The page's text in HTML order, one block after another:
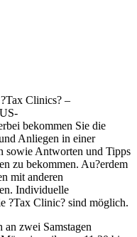
Clinics? –
bekommen Sie die
Anliegen in einer
sowie Antworten und Tipps
zu bekommen. Au?erdem
mit anderen
Individuelle
?Tax Clinic? sind möglich.
an zwei Samstagen